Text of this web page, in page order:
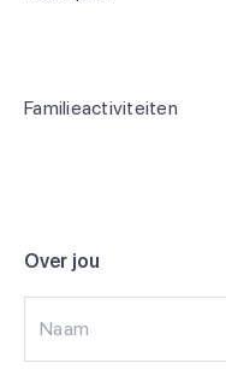
Familieactiviteiten
Over jou
Naam